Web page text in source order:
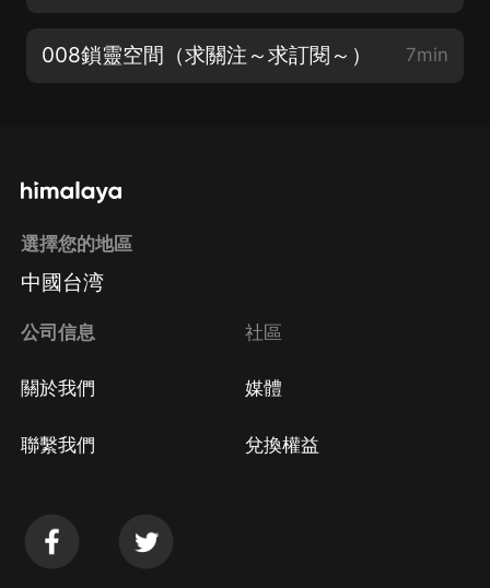
008鎖靈空間（求關注～求訂閱～） 7min
選擇您的地區
中國台湾
公司信息
關於我們
聯繫我們
社區
媒體
兌換權益